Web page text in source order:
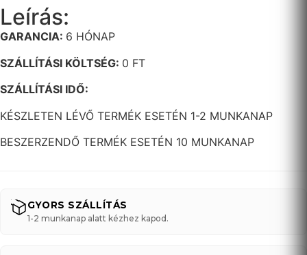
Leírás:
GARANCIA: 6 HÓNAP
SZÁLLÍTÁSI KÖLTSÉG: 0 FT
SZÁLLÍTÁSI IDŐ:
KÉSZLETEN LÉVŐ TERMÉK ESETÉN 1-2 MUNKANAP
BESZERZENDŐ TERMÉK ESETÉN 10 MUNKANAP
GYORS SZÁLLÍTÁS
1-2 munkanap alatt kézhez kapod.